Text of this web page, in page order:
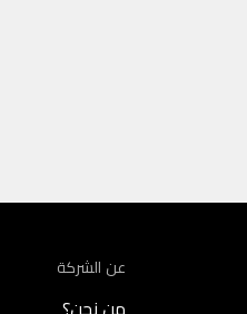
عن الشركة
من نحن؟